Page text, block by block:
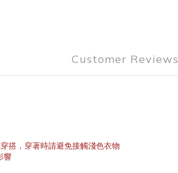
Customer Reviews
搭，穿著時請避免接觸淺色衣物
響